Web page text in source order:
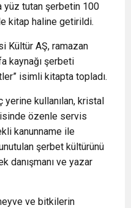
yüz tutan şerbetin 100
kitap haline getirildi.
Kültür AŞ, ramazan
kaynağı şerbeti
isimli kitapta topladı.
yerine kullanılan, kristal
özenle servis
kanunname ile
şerbet kültürünü
danışmanı ve yazar
ve bitkilerin